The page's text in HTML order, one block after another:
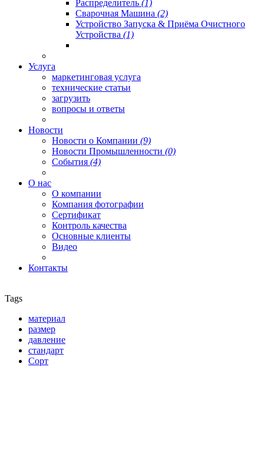
Распределитель (1)
Сварочная Машина (2)
Устройство Запуска & Приёма Очистного
Устройства (1)
Услуга
маркетинговая услуга
технические статьи
загрузить
вопросы и ответы
Новости
Новости о Компании (9)
Новости Промышленности (0)
События (4)
О нас
О компании
Компания фотографии
Сертификат
Контроль качества
Основные клиенты
Видео
Контакты
Tags
материал
размер
давление
стандарт
Сорт